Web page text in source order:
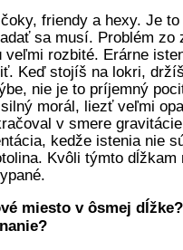
friendy a hexy. Je
sa musí. Problém zo
rozbité. Erárne
Keď stojíš na lokri,
nie je to príjemný
morál, liezť veľmi
v smere
kedže istenia nie
Kvôli týmto dĺžkam
miesto v ôsmej